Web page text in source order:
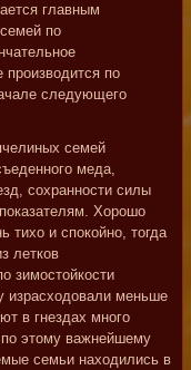
главным
по
по
следующего
семей
меда,
сохранности силы
Хорошо
и спокойно, тогда
летков
зимостойкости
израсходовали меньше
в гнездах много
этому важнейшему
семьи находились в